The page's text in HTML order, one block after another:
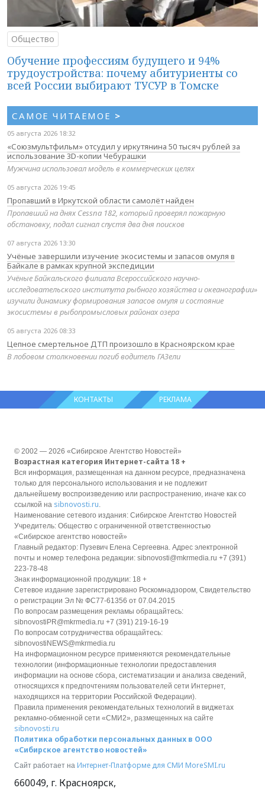
Общество
Обучение профессиям будущего и 94%
трудоустройства: почему абитуриенты со
всей России выбирают ТУСУР в Томске
САМОЕ ЧИТАЕМОЕ >
05 августа 2026 18:32
«Союзмультфильм» отсудил у иркутянина 50 тысяч рублей за
использование 3D-копии Чебурашки
Мужчина использовал модель в коммерческих целях
05 августа 2026 19:45
Пропавший в Иркутской области самолёт найден
Пропавший на днях Cessna 182, который проверял пожарную
обстановку, подал сигнал спустя два дня поисков
07 августа 2026 13:30
Учёные завершили изучение экосистемы и запасов омуля в
Байкале в рамках крупной экспедиции
Учёные Байкальского филиала Всероссийского научно-
исследовательского института рыбного хозяйства и океанографии»
изучили динамику формирования запасов омуля и состояние
экосистемы в рыбопромысловых районах озера
05 августа 2026 08:33
Цепное смертельное ДТП произошло в Красноярском крае
В лобовом столкновении погиб водитель ГАЗели
КОНТАКТЫ РЕКЛАМА
© 2002 — 2026 «Сибирское Агентство Новостей»
Возрастная категория Интернет-сайта 18 +
Вся информация, размещенная на данном ресурсе, предназначена
только для персонального использования и не подлежит
дальнейшему воспроизведению или распространению, иначе как со
ссылкой на sibnovosti.ru.
Наименование сетевого издания: Сибирское Агентство Новостей
Учредитель: Общество с ограниченной ответственностью
«Сибирское агентство новостей»
Главный редактор: Пузевич Елена Сергеевна. Адрес электронной
почты и номер телефона редакции: sibnovosti@mkrmedia.ru +7 (391)
223-78-48
Знак информационной продукции: 18 +
Сетевое издание зарегистрировано Роскомнадзором, Свидетельство
о регистрации Эл № ФС77-61356 от 07.04.2015
По вопросам размещения рекламы обращайтесь:
sibnovostiPR@mkrmedia.ru +7 (391) 219-16-19
По вопросам сотрудничества обращайтесь:
sibnovostiNEWS@mkrmedia.ru
На информационном ресурсе применяются рекомендательные
технологии (информационные технологии предоставления
информации на основе сбора, систематизации и анализа сведений,
относящихся к предпочтениям пользователей сети Интернет,
находящихся на территории Российской Федерации).
Правила применения рекомендательных технологий в виджетах
рекламно-обменной сети «СМИ2», размещенных на сайте
sibnovosti.ru
Политика обработки персональных данных в ООО
«Сибирское агентство новостей»
Сайт работает на Интернет-Платформе для СМИ MoreSMI.ru
660049, г. Красноярск,